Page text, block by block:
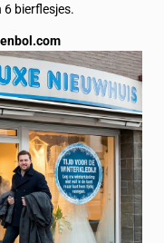
bierflesjes.